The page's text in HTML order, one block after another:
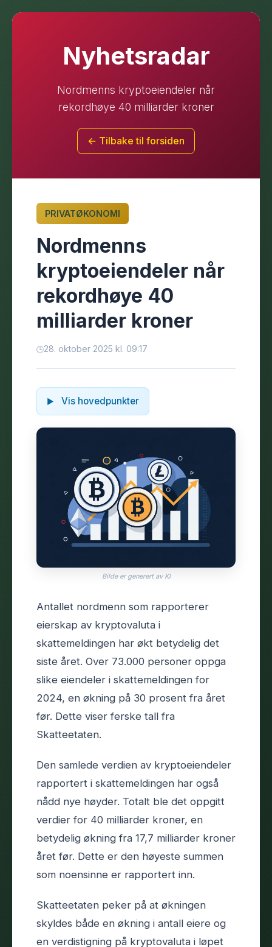
Nyhetsradar
Nordmenns kryptoeiendeler når
rekordhøye 40 milliarder kroner
← Tilbake til forsiden
PRIVATØKONOMI
Nordmenns
kryptoeiendeler når
rekordhøye 40
milliarder kroner
28. oktober 2025 kl. 09:17
Vis hovedpunkter
Bilde er generert av KI
Antallet nordmenn som rapporterer
eierskap av kryptovaluta i
skattemeldingen har økt betydelig det
siste året. Over 73.000 personer oppga
slike eiendeler i skattemeldingen for
2024, en økning på 30 prosent fra året
før. Dette viser ferske tall fra
Skatteetaten.
Den samlede verdien av kryptoeiendeler
rapportert i skattemeldingen har også
nådd nye høyder. Totalt ble det oppgitt
verdier for 40 milliarder kroner, en
betydelig økning fra 17,7 milliarder kroner
året før. Dette er den høyeste summen
som noensinne er rapportert inn.
Skatteetaten peker på at økningen
skyldes både en økning i antall eiere og
en verdistigning på kryptovaluta i løpet